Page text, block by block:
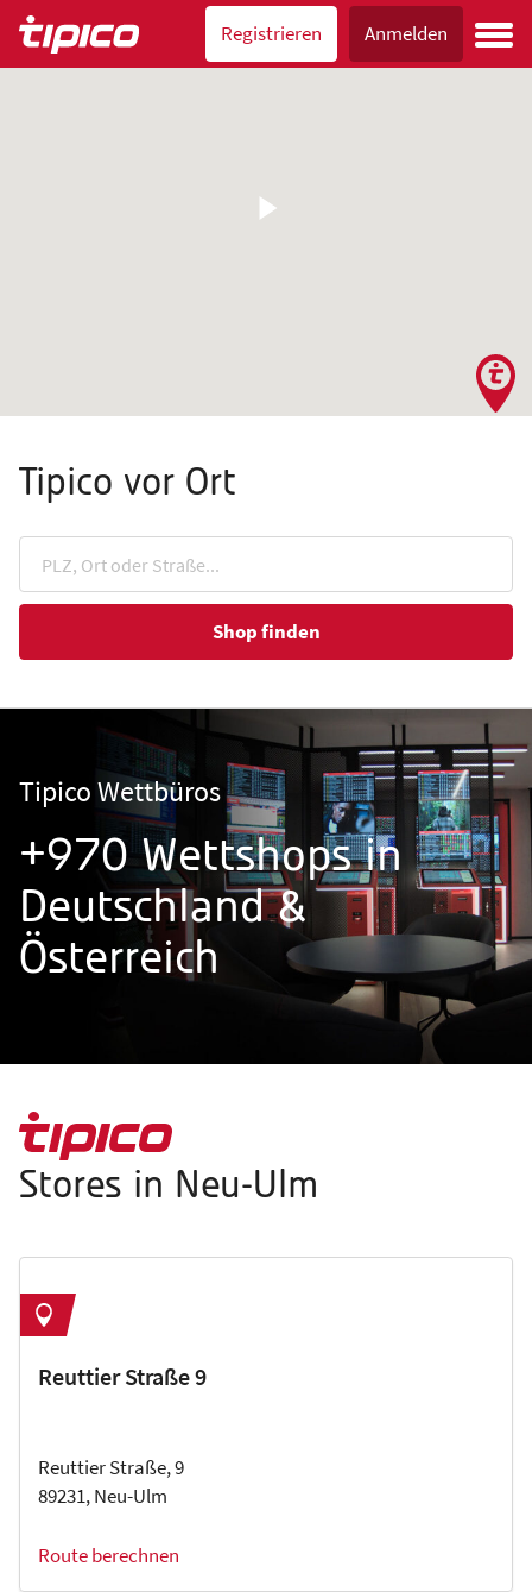
Registrieren Anmelden
Tipico vor Ort
Shop finden
Tipico Wettbüros
+970 Wettshops in
Deutschland &
Österreich
Stores in Neu-Ulm
Reuttier Straße 9
Reuttier Straße, 9
89231, Neu-Ulm
Route berechnen